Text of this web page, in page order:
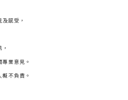
感受，
業意見。
不負責。